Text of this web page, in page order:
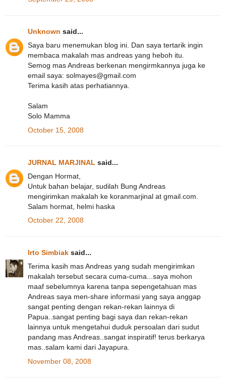
Unknown said...
Saya baru menemukan blog ini. Dan saya tertarik ingin
membaca makalah mas andreas yang heboh itu.
Semog mas Andreas berkenan mengirmkannya juga ke
email saya: solmayes@gmail.com
Terima kasih atas perhatiannya.
Salam
Solo Mamma
October 15, 2008
JURNAL MARJINAL said...
Dengan Hormat,
Untuk bahan belajar, sudilah Bung Andreas
mengirimkan makalah ke koranmarjinal at gmail.com.
Salam hormat, helmi haska
October 22, 2008
Irto Simbiak said...
Terima kasih mas Andreas yang sudah mengirimkan
makalah tersebut secara cuma-cuma...saya mohon
maaf sebelumnya karena tanpa sepengetahuan mas
Andreas saya men-share informasi yang saya anggap
sangat penting dengan rekan-rekan lainnya di
Papua..sangat penting bagi saya dan rekan-rekan
lainnya untuk mengetahui duduk persoalan dari sudut
pandang mas Andreas..sangat inspiratif! terus berkarya
mas..salam kami dari Jayapura.
November 08, 2008